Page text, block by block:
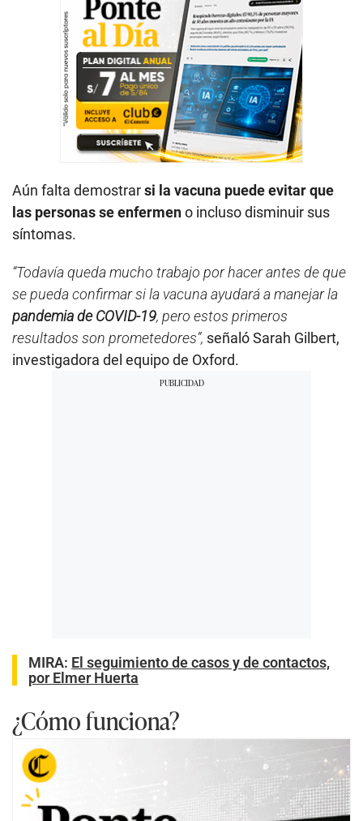
Aún falta demostrarsi la vacuna puede evitar que
las personas se enfermeno incluso disminuir sus
síntomas.
“Todavía queda mucho trabajo por hacer antes de que
se pueda confirmar si la vacuna ayudará a manejar la
pandemia de COVID-19, pero estos primeros
resultados son prometedores”, señaló Sarah Gilbert,
investigadora del equipo de Oxford.
MIRA: El seguimiento de casos y de contactos,
por Elmer Huerta
¿Cómo funciona?